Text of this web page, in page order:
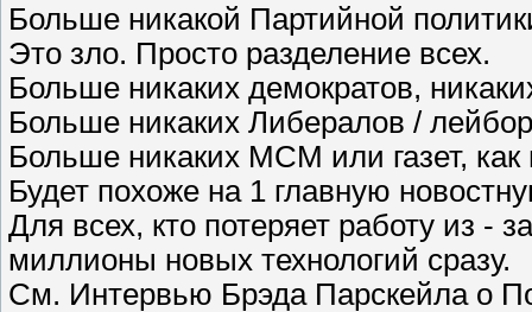
Больше никакой Партийной
Это зло. Просто разделение всех.
Больше никаких демократов,
Больше никаких Либералов /
Больше никаких МСМ или газет, как
Будет похоже на 1 главную
Для всех, кто потеряет работу из -
миллионы новых технологий сразу.
См. Интервью Брэда Парскейла о